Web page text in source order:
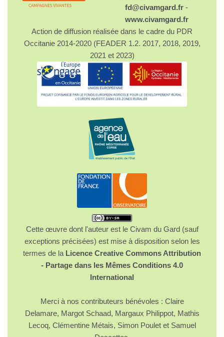
fd@civamgard.fr -
www.civamgard.fr
Action de diffusion réalisée dans le cadre du PDR
Occitanie 2014-2020 (FEADER 1.2. 2017, 2018, 2019,
2021 et 2023)
Cette œuvre dont l'auteur est le Civam du Gard (sauf
exceptions précisées) est mise à disposition selon les
termes de la Licence Creative Commons Attribution
- Partage dans les Mêmes Conditions 4.0
International
Merci à nos contributeurs bénévoles : Claire
Delamare, Margot Schaad, Margaux Philippot, Mathis
Lecoq, Clémentine Métais, Simon Poulet et Samuel